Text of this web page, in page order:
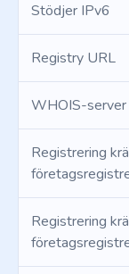
Stödjer IPv6
Registry URL
WHOIS-server
Registrering
Registrering